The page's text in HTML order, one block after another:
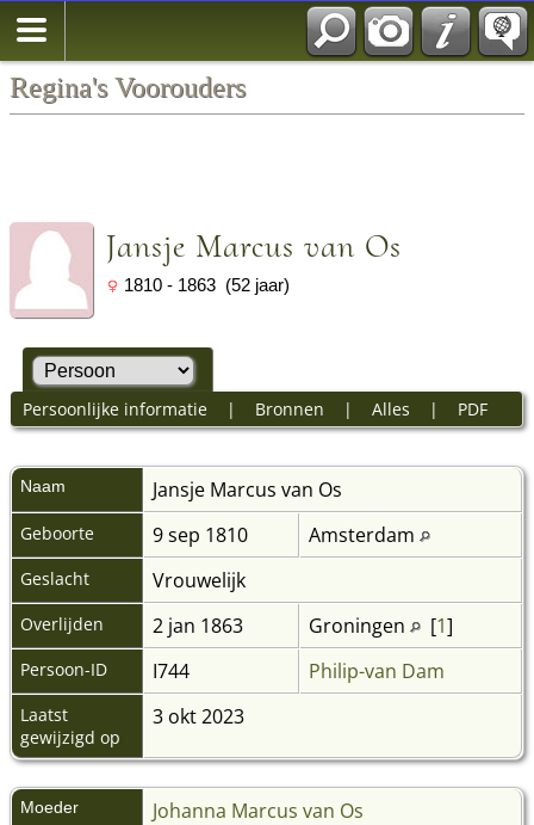
Regina's Voorouders
Jansje Marcus van Os
1810 - 1863 (52 jaar)
Persoonlijke informatie| Bronnen | Alles | PDF
Naam Jansje Marcus van Os
Geboorte 9 sep 1810 Amsterdam
Geslacht Vrouwelijk
Overlijden 2 jan 1863 Groningen [1]
Persoon-ID I744 Philip-van Dam
Laatst
gewijzigd op
3 okt 2023
Moeder Johanna Marcus van Os